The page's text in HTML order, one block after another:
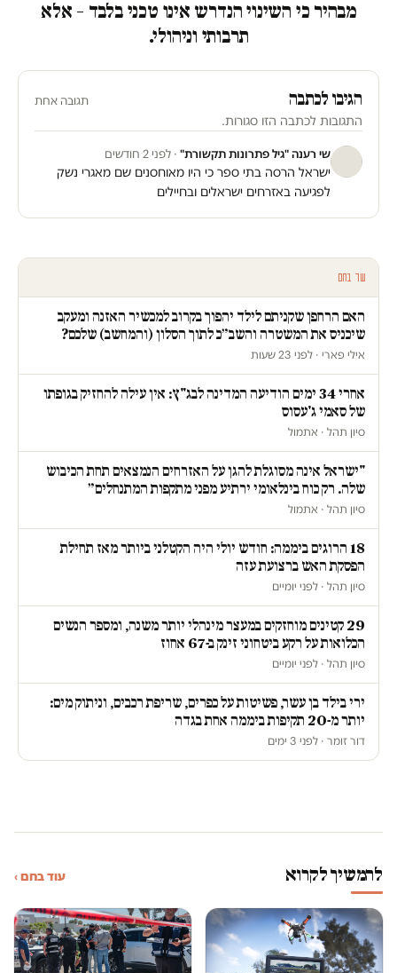
מבהיר כי השינוי הנדרש אינו טכני בלבד – אלא
תרבותי וניהולי.
הגיבו לכתבה תגובה אחת
התגובות לכתבה הזו סגורות.
שי רענה "גיל פתרונות תקשורת" · לפני 2 חודשים
ישראל הרסה בתי ספר כי היו מאוחסנים שם מאגרי נשק
לפגיעה באזרחים ישראלים ובחיילים
עוד בחם
האם הרחפן שקניתם לילד יהפוך בקרוב למכשיר האזנה ומעקב
שיכניס את המשטרה והשב״כ לתוך הסלון (והמחשב) שלכם?
אילי פארי · לפני 23 שעות
אחרי 34 ימים הודיעה המדינה לבג"ץ: אין עילה להחזיק בגופתו
של סאמי ג'עסוס
סיון תהל · אתמול
"ישראל אינה מסוגלת להגן על האזרחים הנמצאים תחת הכיבוש
שלה. רק כוח בינלאומי ירתיע מפני מתקפות המתנחלים״
סיון תהל · אתמול
18 הרוגים ביממה: חודש יולי היה הקטלני ביותר מאז תחילת
הפסקת האש ברצועת עזה
סיון תהל · לפני יומיים
29 קטינים מוחזקים במעצר מינהלי יותר משנה, ומספר הנשים
הכלואות על רקע ביטחוני זינק ב-67 אחוז
סיון תהל · לפני יומיים
ירי בילד בן עשר, פשיטות על כפרים, שריפת רכבים, וניתוק מים:
יותר מ-20 תקיפות ביממה אחת בגדה
דור זומר · לפני 3 ימים
להמשיך לקרוא עוד בחם ›